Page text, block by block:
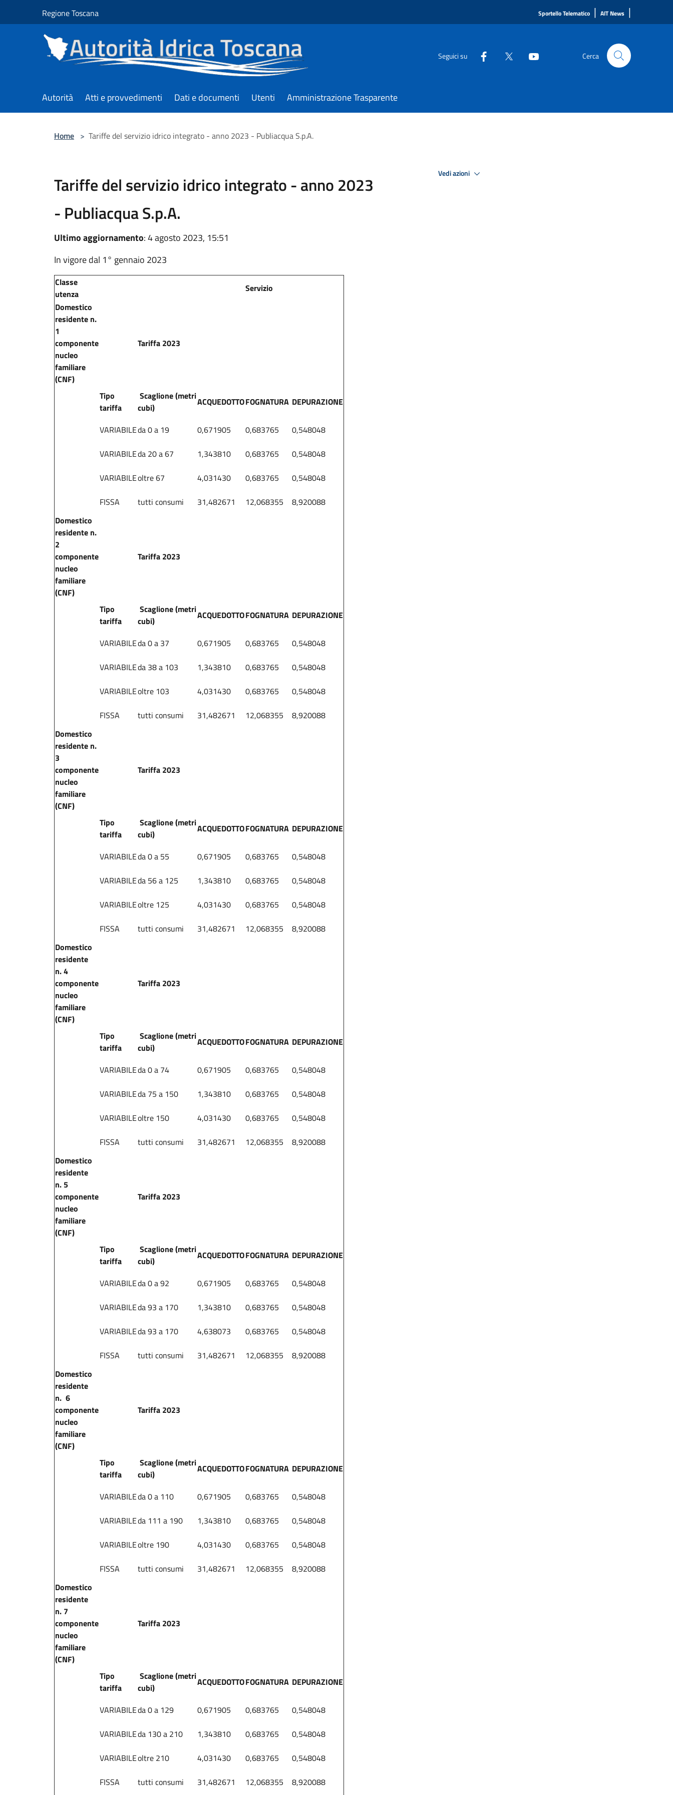
Regione Toscana Sportello Telematico | AIT News |
Seguici su Cerca
Autorità Atti e provvedimenti Dati e documenti Utenti Amministrazione Trasparente
Home > Tariffe del servizio idrico integrato - anno 2023 - Publiacqua S.p.A.
Tariffe del servizio idrico integrato - anno 2023
- Publiacqua S.p.A.
Ultimo aggiornamento: 4 agosto 2023, 15:51
In vigore dal 1° gennaio 2023
Classe
utenza
Servizio
Domestico
residente n.
1
componente
nucleo
familiare
(CNF)
Tariffa 2023
Tipo
tariffa
Scaglione (metri
cubi)
ACQUEDOTTOFOGNATURA DEPURAZIONE
VARIABILEda 0 a 19 0,671905 0,683765
0,548048
VARIABILEda 20 a 67 1,343810 0,683765
0,548048
VARIABILEoltre 67 4,031430 0,683765
0,548048
FISSA
tutti consumi 31,482671 12,068355
8,920088
Domestico
residente n.
2
componente
nucleo
familiare
(CNF)
Tariffa 2023
Tipo
tariffa
Scaglione (metri
cubi)
ACQUEDOTTOFOGNATURA DEPURAZIONE
VARIABILEda 0 a 37 0,671905 0,683765
0,548048
VARIABILEda 38 a 103 1,343810 0,683765
0,548048
VARIABILEoltre 103 4,031430 0,683765
0,548048
FISSA
tutti consumi 31,482671 12,068355
8,920088
Domestico
residente n.
3
componente
nucleo
familiare
(CNF)
Tariffa 2023
Tipo
tariffa
Scaglione (metri
cubi)
ACQUEDOTTOFOGNATURA DEPURAZIONE
VARIABILEda 0 a 55 0,671905 0,683765
0,548048
VARIABILEda 56 a 125 1,343810 0,683765
0,548048
VARIABILEoltre 125 4,031430 0,683765
0,548048
FISSA
tutti consumi 31,482671 12,068355
8,920088
Domestico
residente
n. 4
componente
nucleo
familiare
(CNF)
Tariffa 2023
Tipo
tariffa
Scaglione (metri
cubi)
ACQUEDOTTOFOGNATURA DEPURAZIONE
VARIABILEda 0 a 74 0,671905 0,683765
0,548048
VARIABILEda 75 a 150 1,343810 0,683765
0,548048
VARIABILEoltre 150 4,031430 0,683765
0,548048
FISSA
tutti consumi 31,482671 12,068355
8,920088
Domestico
residente
n. 5
componente
nucleo
familiare
(CNF)
Tariffa 2023
Tipo
tariffa
Scaglione (metri
cubi)
ACQUEDOTTOFOGNATURA DEPURAZIONE
VARIABILEda 0 a 92 0,671905 0,683765
0,548048
VARIABILEda 93 a 170 1,343810 0,683765
0,548048
VARIABILEda 93 a 170 4,638073 0,683765
0,548048
FISSA
tutti consumi 31,482671 12,068355
8,920088
Domestico
residente
n. 6
componente
nucleo
familiare
(CNF)
Tariffa 2023
Tipo
tariffa
Scaglione (metri
cubi)
ACQUEDOTTOFOGNATURA DEPURAZIONE
VARIABILEda 0 a 110 0,671905 0,683765
0,548048
VARIABILEda 111 a 190 1,343810 0,683765
0,548048
VARIABILEoltre 190 4,031430 0,683765
0,548048
FISSA
tutti consumi 31,482671 12,068355
8,920088
Domestico
residente
n. 7
componente
nucleo
familiare
(CNF)
Tariffa 2023
Tipo
tariffa
Scaglione (metri
cubi)
ACQUEDOTTOFOGNATURA DEPURAZIONE
VARIABILEda 0 a 129 0,671905 0,683765
0,548048
VARIABILEda 130 a 210 1,343810 0,683765
0,548048
VARIABILEoltre 210 4,031430 0,683765
0,548048
FISSA
tutti consumi 31,482671 12,068355
8,920088
Vedi azioni